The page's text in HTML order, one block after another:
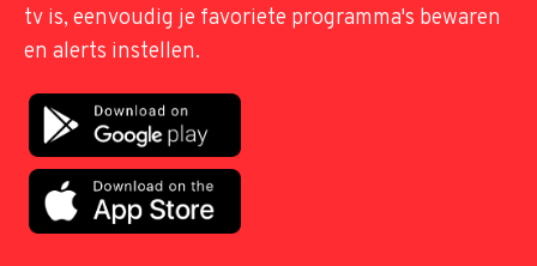
tv is, eenvoudig je favoriete programma's bewaren
en alerts instellen.